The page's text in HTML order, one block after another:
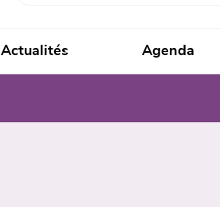
Actualités Agenda